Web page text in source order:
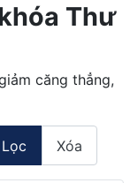
Thư
căng thẳng,
Lọc Xóa